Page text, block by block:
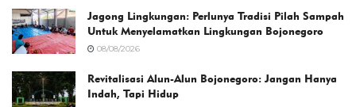
Jagong Lingkungan: Perlunya Tradisi Pilah Sampah
Untuk Menyelamatkan Lingkungan Bojonegoro
08/08/2026
Revitalisasi Alun-Alun Bojonegoro: Jangan Hanya
Indah, Tapi Hidup